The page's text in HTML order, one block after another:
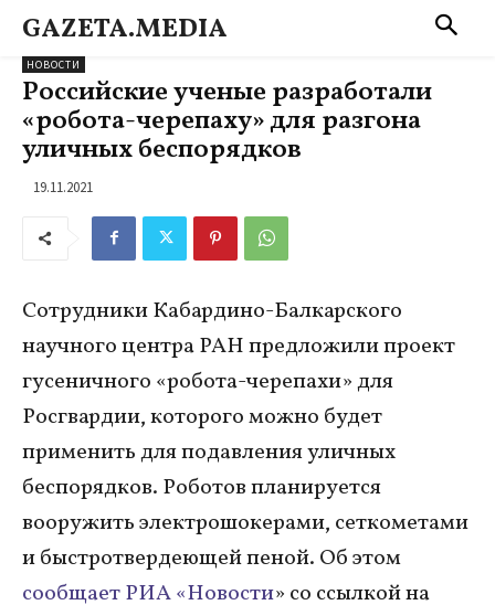
GAZETA.MEDIA
НОВОСТИ
Российские ученые разработали
«робота-черепаху» для разгона
уличных беспорядков
19.11.2021
Сотрудники Кабардино-Балкарского
научного центра РАН предложили проект
гусеничного «робота-черепахи» для
Росгвардии, которого можно будет
применить для подавления уличных
беспорядков. Роботов планируется
вооружить электрошокерами, сеткометами
и быстротвердеющей пеной. Об этом
сообщает РИА «Новости» со ссылкой на